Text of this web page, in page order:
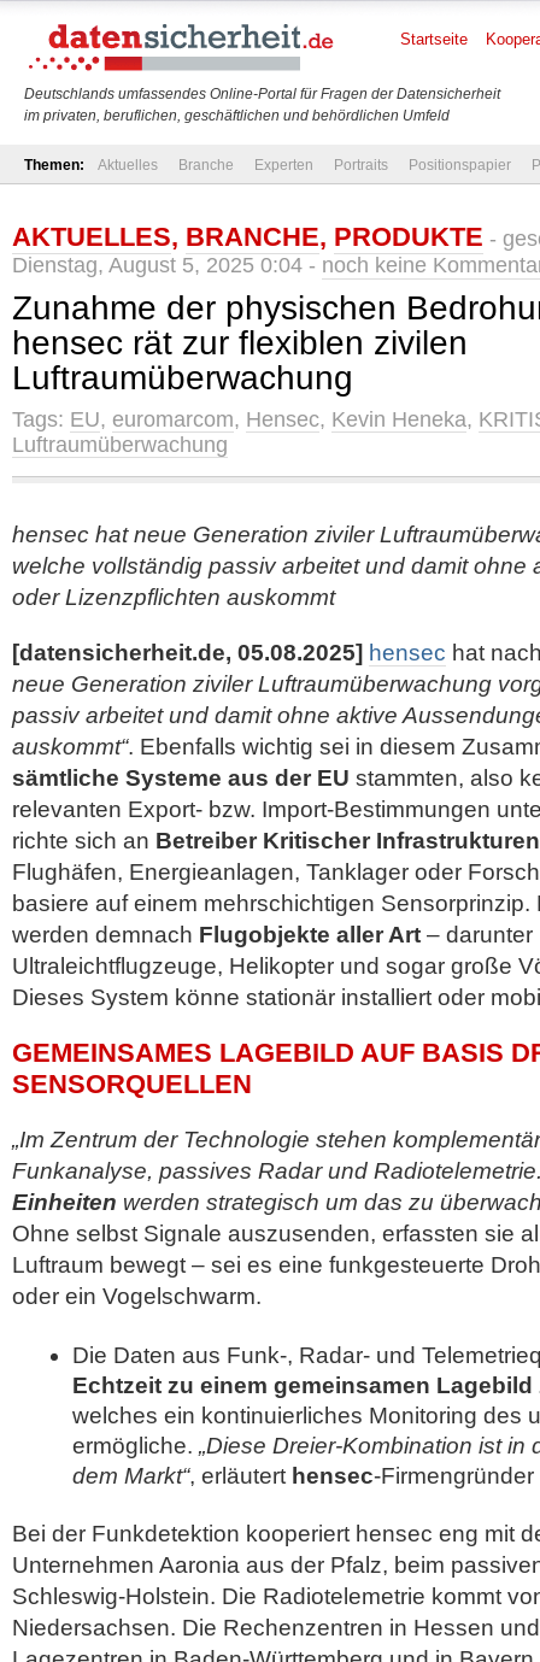
Deutschlands umfassendes Online-Portal für Fragen der Datensicherheit
im privaten, beruflichen, geschäftlichen und behördlichen Umfeld
Startseite
Themen: Aktuelles Branche Experten Portraits Positionspapier
AKTUELLES, BRANCHE, PRODUKTE -
Dienstag, August 5, 2025 0:04 - noch keine
Zunahme der physischen
hensec rät zur flexiblen zivilen
Luftraumüberwachung
Tags: EU, euromarcom, Hensec, Kevin Heneka,
Luftraumüberwachung
hensec hat neue Generation ziviler
welche vollständig passiv arbeitet und damit ohne
oder Lizenzpflichten auskommt
[datensicherheit.de, 05.08.2025] hensec hat
neue Generation ziviler Luftraumüberwachung
passiv arbeitet und damit ohne aktive
auskommt“. Ebenfalls wichtig sei in diesem
sämtliche Systeme aus der EU stammten, also
relevanten Export- bzw. Import-Bestimmungen
richte sich an Betreiber Kritischer Infrastrukturen
Flughäfen, Energieanlagen, Tanklager oder
basiere auf einem mehrschichtigen
werden demnach Flugobjekte aller Art – darunter
Ultraleichtflugzeuge, Helikopter und sogar große
Dieses System könne stationär installiert oder
GEMEINSAMES LAGEBILD AUF BASIS
SENSORQUELLEN
„Im Zentrum der Technologie stehen
Funkanalyse, passives Radar und
Einheiten werden strategisch um das zu
Ohne selbst Signale auszusenden, erfassten sie
Luftraum bewegt – sei es eine funkgesteuerte
oder ein Vogelschwarm.
Die Daten aus Funk-, Radar- und
Echtzeit zu einem gemeinsamen
welches ein kontinuierliches Monitoring des
ermögliche. „Diese Dreier-Kombination ist in
dem Markt“, erläutert hensec-Firmengründer
Bei der Funkdetektion kooperiert hensec eng mit
Unternehmen Aaronia aus der Pfalz, beim
Schleswig-Holstein. Die Radiotelemetrie kommt
Niedersachsen. Die Rechenzentren in Hessen